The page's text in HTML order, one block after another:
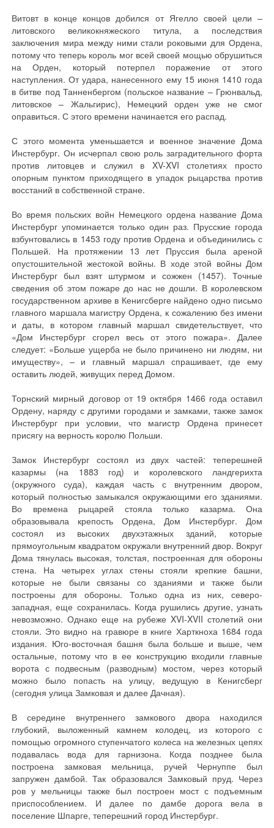
Витовт в конце концов добился от Ягелло своей цели –
литовского великокняжеского титула, а последствия
заключения мира между ними стали роковыми для Ордена,
потому что теперь король мог всей своей мощью обрушиться
на Орден, который потерпел поражение от этого
наступления. От удара, нанесенного ему 15 июня 1410 года
в битве под Танненбергом (польское название – Грюнвальд,
литовское – Жальгирис), Немецкий орден уже не смог
оправиться. С этого времени начинается его распад.
С этого момента уменьшается и военное значение Дома
Инстербург. Он исчерпал свою роль заградительного форта
против литовцев и служил в XV-XVI столетиях просто
опорным пунктом приходящего в упадок рыцарства против
восстаний в собственной стране.
Во время польских войн Немецкого ордена название Дома
Инстербург упоминается только один раз. Прусские города
взбунтовались в 1453 году против Ордена и объединились с
Польшей. На протяжении 13 лет Пруссия была ареной
опустошительной жестокой войны. В ходе этой войны Дом
Инстербург был взят штурмом и сожжен (1457). Точные
сведения об этом пожаре до нас не дошли. В королевском
государственном архиве в Кенигсберге найдено одно письмо
главного маршала магистру Ордена, к сожалению без имени
и даты, в котором главный маршал свидетельствует, что
«Дом Инстербург сгорел весь от этого пожара». Далее
следует: «Больше ущерба не было причинено ни людям, ни
имуществу», – и главный маршал спрашивает, где ему
оставить людей, живущих перед Домом.
Торнский мирный договор от 19 октября 1466 года оставил
Ордену, наряду с другими городами и замками, также замок
Инстербург при условии, что магистр Ордена принесет
присягу на верность королю Польши.
Замок Инстербург состоял из двух частей: теперешней
казармы (на 1883 год) и королевского ландгерихта
(окружного суда), каждая часть с внутренним двором,
который полностью замыкался окружающими его зданиями.
Во времена рыцарей стояла только казарма. Она
образовывала крепость Ордена, Дом Инстербург. Дом
состоял из высоких двухэтажных зданий, которые
прямоугольным квадратом окружали внутренний двор. Вокруг
Дома тянулась высокая, толстая, построенная для обороны
стена. На четырех углах стены стояли крепкие башни,
которые не были связаны со зданиями и также были
построены для обороны. Только одна из них, северо-
западная, еще сохранилась. Когда рушились другие, узнать
невозможно. Однако еще на рубеже XVI-XVII столетий они
стояли. Это видно на гравюре в книге Харткноха 1684 года
издания. Юго-восточная башня была больше и выше, чем
остальные, потому что в ее конструкцию входили главные
ворота с подвесным (разводным) мостом, через который
можно было попасть на улицу, ведущую в Кенигсберг
(сегодня улица Замковая и далее Дачная).
В середине внутреннего замкового двора находился
глубокий, выложенный камнем колодец, из которого с
помощью огромного ступенчатого колеса на железных цепях
подавалась вода для гарнизона. Когда позднее была
построена замковая мельница, ручей Чернуппе был
запружен дамбой. Так образовался Замковый пруд. Через
ров у мельницы также был построен мост с подъемным
приспособлением. И далее по дамбе дорога вела в
поселение Шпарге, теперешний город Инстербург.